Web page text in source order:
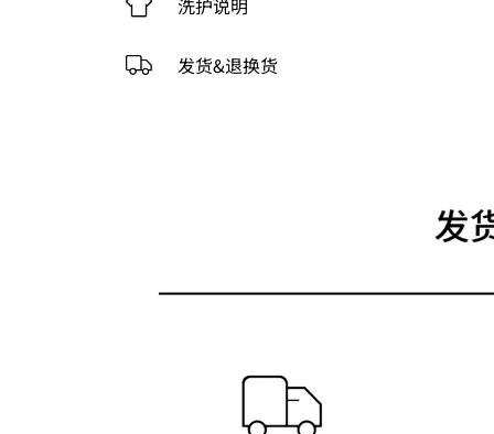
洗护说明
发货&退换货